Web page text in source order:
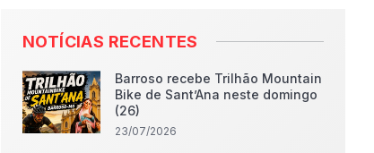
NOTÍCIAS RECENTES
Barroso recebe Trilhão Mountain
Bike de Sant’Ana neste domingo
(26)
23/07/2026